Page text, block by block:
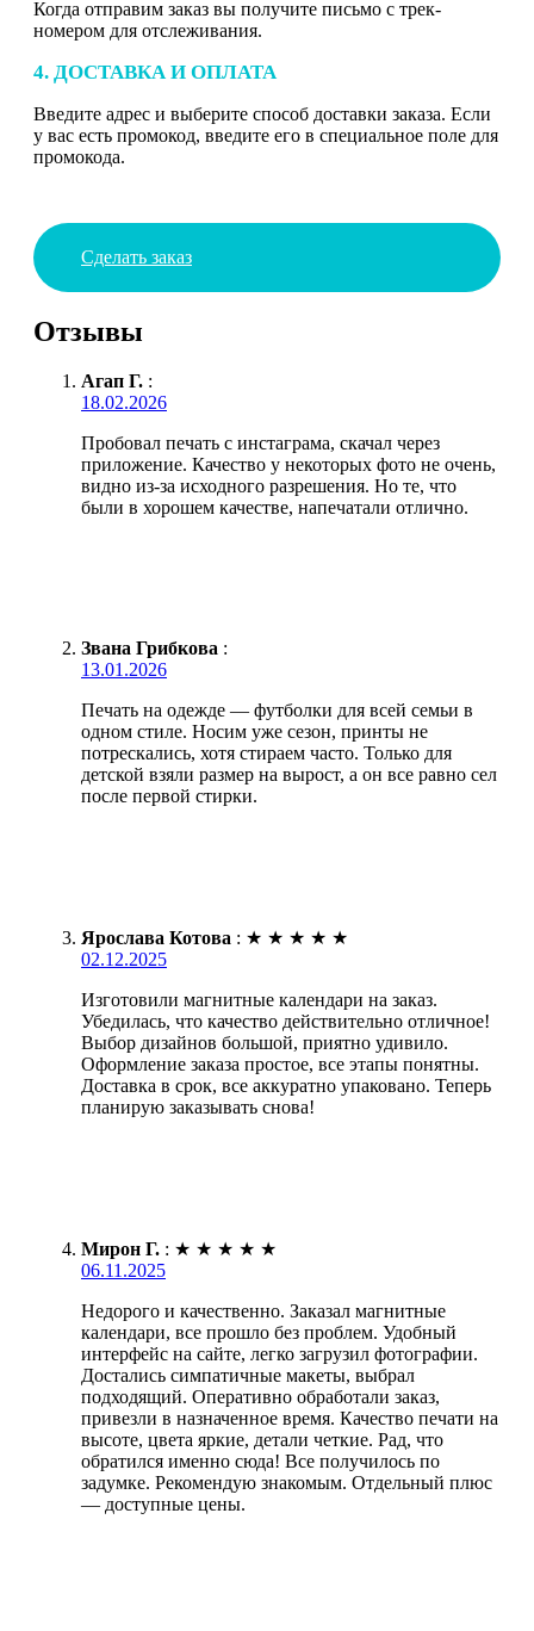
Когда отправим заказ вы получите письмо с трек-
номером для отслеживания.
4. ДОСТАВКА И ОПЛАТА
Введите адрес и выберите способ доставки заказа. Если
у вас есть промокод, введите его в специальное поле для
промокода.
Сделать заказ
Отзывы
Агап Г. :
18.02.2026
Пробовал печать с инстаграма, скачал через
приложение. Качество у некоторых фото не очень,
видно из-за исходного разрешения. Но те, что
были в хорошем качестве, напечатали отлично.
Звана Грибкова :
13.01.2026
Печать на одежде — футболки для всей семьи в
одном стиле. Носим уже сезон, принты не
потрескались, хотя стираем часто. Только для
детской взяли размер на вырост, а он все равно сел
после первой стирки.
Ярослава Котова : ★ ★ ★ ★ ★
02.12.2025
Изготовили магнитные календари на заказ.
Убедилась, что качество действительно отличное!
Выбор дизайнов большой, приятно удивило.
Оформление заказа простое, все этапы понятны.
Доставка в срок, все аккуратно упаковано. Теперь
планирую заказывать снова!
Мирон Г. : ★ ★ ★ ★ ★
06.11.2025
Недорого и качественно. Заказал магнитные
календари, все прошло без проблем. Удобный
интерфейс на сайте, легко загрузил фотографии.
Достались симпатичные макеты, выбрал
подходящий. Оперативно обработали заказ,
привезли в назначенное время. Качество печати на
высоте, цвета яркие, детали четкие. Рад, что
обратился именно сюда! Все получилось по
задумке. Рекомендую знакомым. Отдельный плюс
— доступные цены.